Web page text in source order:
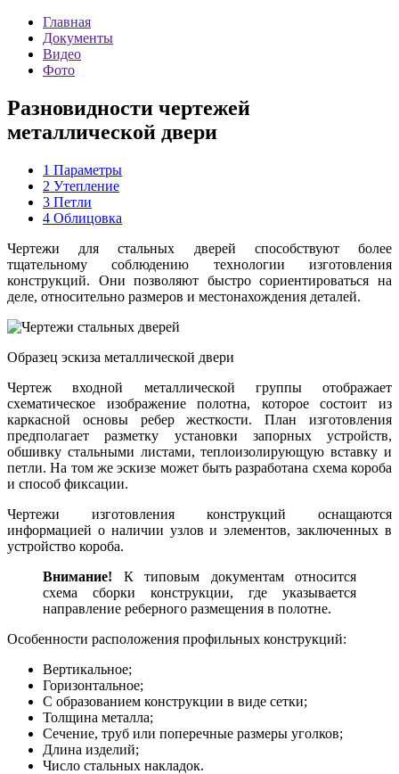
Главная
Документы
Видео
Фото
Разновидности чертежей
металлической двери
1 Параметры
2 Утепление
3 Петли
4 Облицовка
Чертежи для стальных дверей способствуют более
тщательному соблюдению технологии изготовления
конструкций. Они позволяют быстро сориентироваться на
деле, относительно размеров и местонахождения деталей.
Образец эскиза металлической двери
Чертеж входной металлической группы отображает
схематическое изображение полотна, которое состоит из
каркасной основы ребер жесткости. План изготовления
предполагает разметку установки запорных устройств,
обшивку стальными листами, теплоизолирующую вставку и
петли. На том же эскизе может быть разработана схема короба
и способ фиксации.
Чертежи изготовления конструкций оснащаются
информацией о наличии узлов и элементов, заключенных в
устройство короба.
Внимание! К типовым документам относится
схема сборки конструкции, где указывается
направление реберного размещения в полотне.
Особенности расположения профильных конструкций:
Вертикальное;
Горизонтальное;
С образованием конструкции в виде сетки;
Толщина металла;
Сечение, труб или поперечные размеры уголков;
Длина изделий;
Число стальных накладок.